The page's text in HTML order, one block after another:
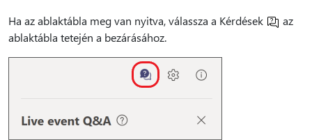
Ha az ablaktábla meg van nyitva, válassza a Kérdések
az
ablaktábla tetején a bezárásához.